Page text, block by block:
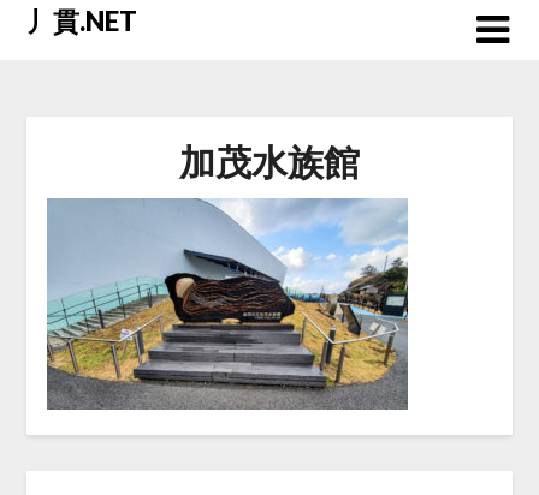
Skip丿貫.NET
加茂水族館